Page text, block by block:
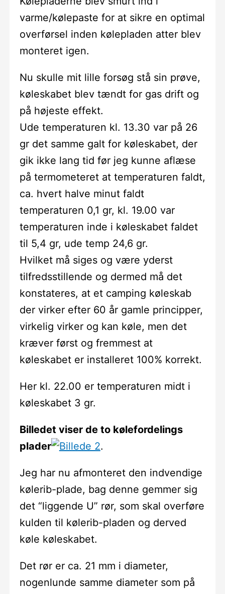
varme/kølepaste for at sikre en optimal
overførsel inden kølepladen atter blev
monteret igen.
Nu skulle mit lille forsøg stå sin prøve,
køleskabet blev tændt for gas drift og
på højeste effekt.
Ude temperaturen kl. 13.30 var på 26
gr det samme galt for køleskabet, der
gik ikke lang tid før jeg kunne aflæse
på termometeret at temperaturen faldt,
ca. hvert halve minut faldt
temperaturen 0,1 gr, kl. 19.00 var
temperaturen inde i køleskabet faldet
til 5,4 gr, ude temp 24,6 gr.
Hvilket må siges og være yderst
tilfredsstillende og dermed må det
konstateres, at et camping køleskab
der virker efter 60 år gamle principper,
virkelig virker og kan køle, men det
kræver først og fremmest at
køleskabet er installeret 100% korrekt.
Her kl. 22.00 er temperaturen midt i
køleskabet 3 gr.
Billedet viser de to kølefordelings
plader
.
Jeg har nu afmonteret den indvendige
kølerib-plade, bag denne gemmer sig
det “liggende U” rør, som skal overføre
kulden til kølerib-pladen og derved
køle køleskabet.
Det rør er ca. 21 mm i diameter,
nogenlunde samme diameter som på